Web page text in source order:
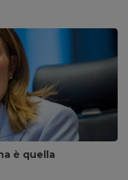
è quella